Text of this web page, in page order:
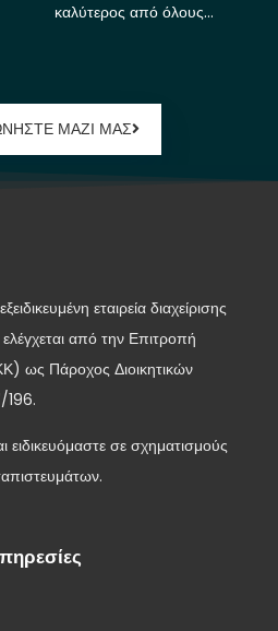
καλύτερος από όλους…
ΜΑΖΙ ΜΑΣ
εταιρεία διαχείρισης
ελέγχεται από την Επιτροπή
ως Πάροχος Διοικητικών
196.
σε σχηματισμούς